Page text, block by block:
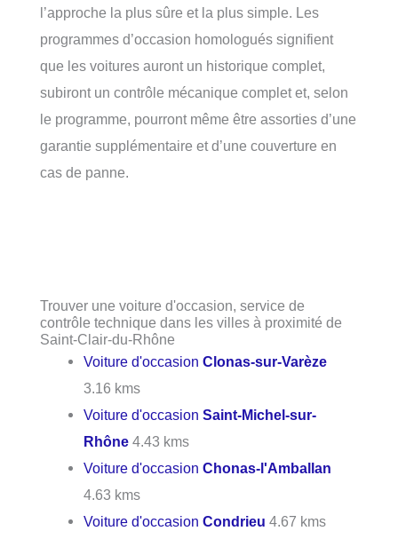
l’approche la plus sûre et la plus simple. Les
programmes d’occasion homologués signifient
que les voitures auront un historique complet,
subiront un contrôle mécanique complet et, selon
le programme, pourront même être assorties d’une
garantie supplémentaire et d’une couverture en
cas de panne.
Trouver une voiture d'occasion, service de
contrôle technique dans les villes à proximité de
Saint-Clair-du-Rhône
Voiture d'occasionClonas-sur-Varèze
3.16 kms
Voiture d'occasionSaint-Michel-sur-
Rhône 4.43 kms
Voiture d'occasionChonas-l'Amballan
4.63 kms
Voiture d'occasionCondrieu 4.67 kms